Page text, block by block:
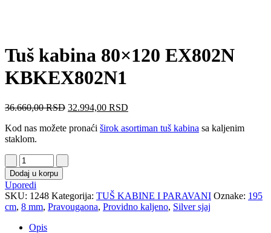
Tuš kabina 80×120 EX802N
KBKEX802N1
36.660,00RSD 32.994,00 RSD
Kod nas možete pronaći širok asortiman tuš kabina sa kaljenim
staklom.
Dodaj u korpu
Uporedi
SKU: 1248 Kategorija: TUŠ KABINE I PARAVANI Oznake: 195
cm, 8 mm, Pravougaona, Providno kaljeno, Silver sjaj
Opis